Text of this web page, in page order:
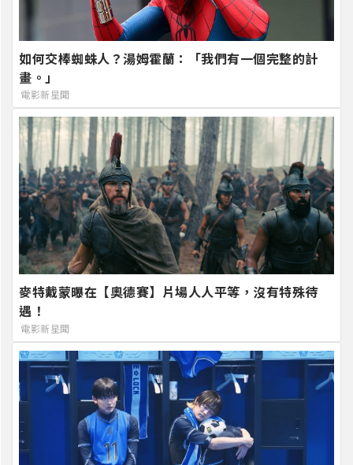
如何交棒蜘蛛人？湯姆霍蘭：「我們有一個完整的計
畫。」
電影新星聞
麥特戴蒙曝在【奧德賽】片場人人平等，沒有特殊待
遇！
電影新星聞